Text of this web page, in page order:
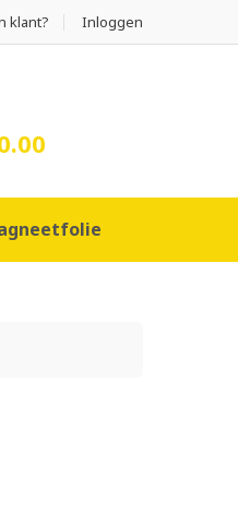
klant? Inloggen